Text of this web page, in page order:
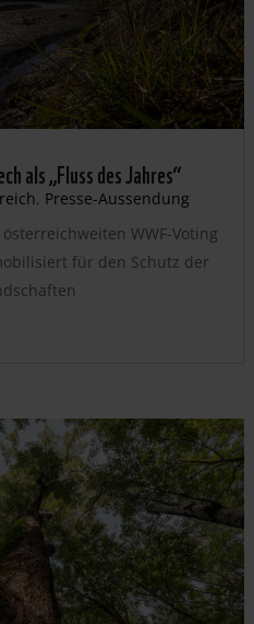
als „Fluss des Jahres“
, Presse-Aussendung
WWF-Voting
für den Schutz der